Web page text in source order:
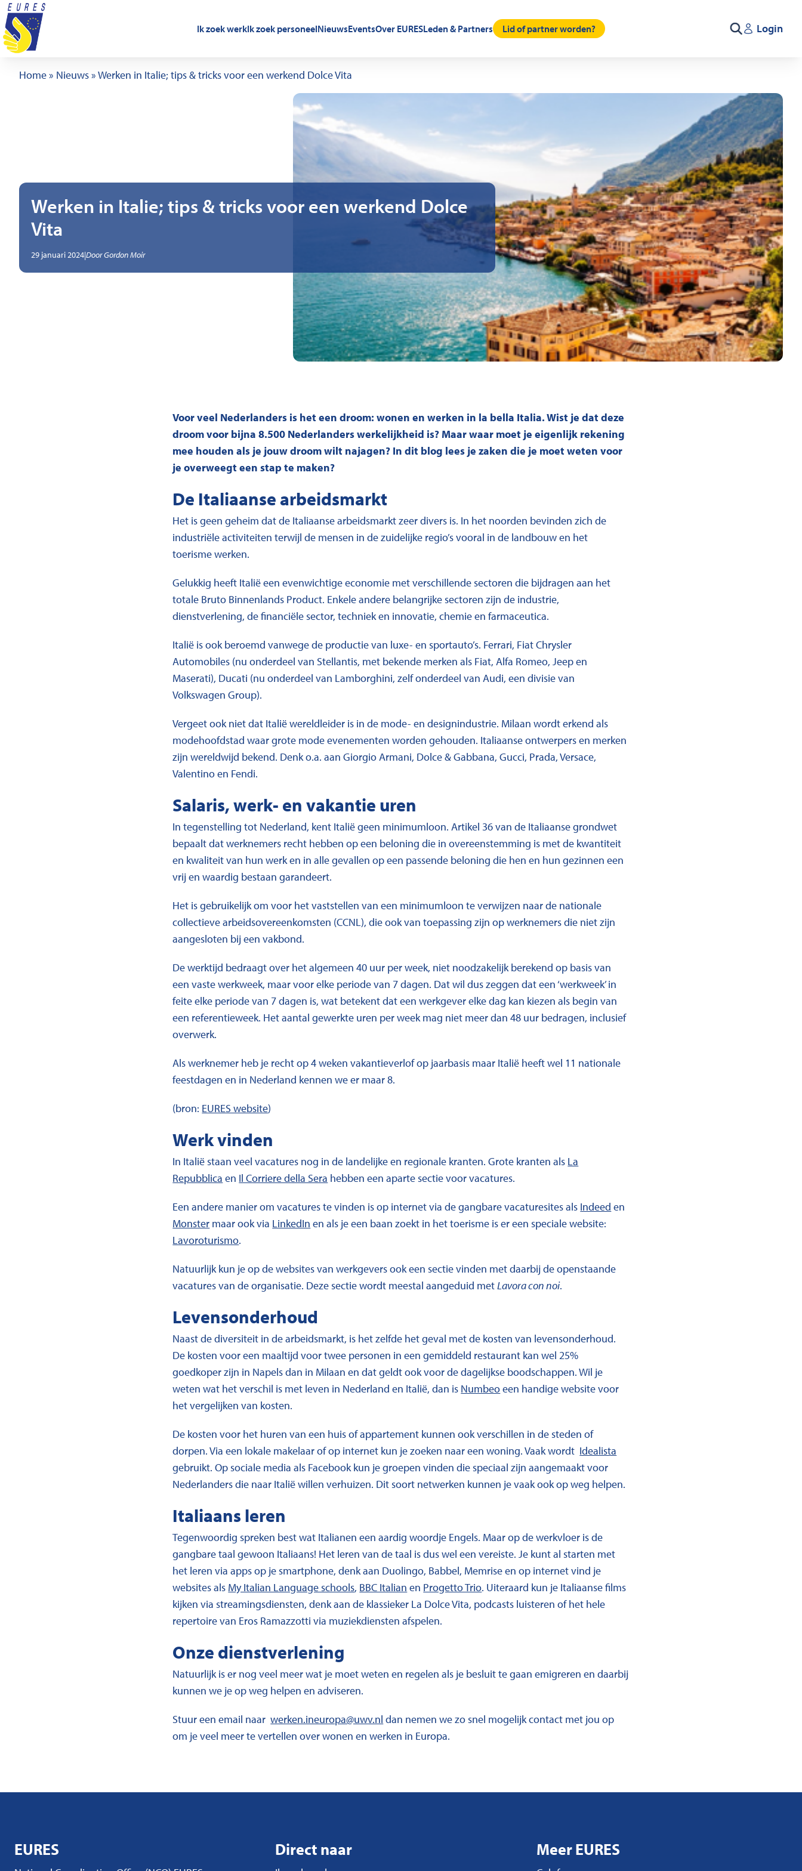
Ga naar de inhoud
Ik zoek werkIk zoek personeelNieuwsEventsOver EURESLeden & Partners Lid of partner worden? Login
Home» Nieuws»Werken in Italie; tips & tricks voor een werkend Dolce Vita
Werken in Italie; tips & tricks voor een werkend Dolce
Vita
29 januari 2024|
, Geschreven door
DoorGordon Moir
Voor veel Nederlanders is het een droom: wonen en werken in la bella Italia. Wist je dat deze
droom voor bijna 8.500 Nederlanders werkelijkheid is? Maar waar moet je eigenlijk rekening
mee houden als je jouw droom wilt najagen? In dit blog lees je zaken die je moet weten voor
je overweegt een stap te maken?
De Italiaanse arbeidsmarkt
Het is geen geheim dat de Italiaanse arbeidsmarkt zeer divers is. In het noorden bevinden zich de
industriële activiteiten terwijl de mensen in de zuidelijke regio’s vooral in de landbouw en het
toerisme werken.
Gelukkig heeft Italië een evenwichtige economie met verschillende sectoren die bijdragen aan het
totale Bruto Binnenlands Product. Enkele andere belangrijke sectoren zijn de industrie,
dienstverlening, de financiële sector, techniek en innovatie, chemie en farmaceutica.
Italië is ook beroemd vanwege de productie van luxe- en sportauto’s. Ferrari, Fiat Chrysler
Automobiles (nu onderdeel van Stellantis, met bekende merken als Fiat, Alfa Romeo, Jeep en
Maserati), Ducati (nu onderdeel van Lamborghini, zelf onderdeel van Audi, een divisie van
Volkswagen Group).
Vergeet ook niet dat Italië wereldleider is in de mode- en designindustrie. Milaan wordt erkend als
modehoofdstad waar grote mode evenementen worden gehouden. Italiaanse ontwerpers en merken
zijn wereldwijd bekend. Denk o.a. aan Giorgio Armani, Dolce & Gabbana, Gucci, Prada, Versace,
Valentino en Fendi.
Salaris, werk- en vakantie uren
In tegenstelling tot Nederland, kent Italië geen minimumloon. Artikel 36 van de Italiaanse grondwet
bepaalt dat werknemers recht hebben op een beloning die in overeenstemming is met de kwantiteit
en kwaliteit van hun werk en in alle gevallen op een passende beloning die hen en hun gezinnen een
vrij en waardig bestaan garandeert.
Het is gebruikelijk om voor het vaststellen van een minimumloon te verwijzen naar de nationale
collectieve arbeidsovereenkomsten (CCNL), die ook van toepassing zijn op werknemers die niet zijn
aangesloten bij een vakbond.
De werktijd bedraagt over het algemeen 40 uur per week, niet noodzakelijk berekend op basis van
een vaste werkweek, maar voor elke periode van 7 dagen. Dat wil dus zeggen dat een ‘werkweek’ in
feite elke periode van 7 dagen is, wat betekent dat een werkgever elke dag kan kiezen als begin van
een referentieweek. Het aantal gewerkte uren per week mag niet meer dan 48 uur bedragen, inclusief
overwerk.
Als werknemer heb je recht op 4 weken vakantieverlof op jaarbasis maar Italië heeft wel 11 nationale
feestdagen en in Nederland kennen we er maar 8.
(bron: EURES website)
Werk vinden
In Italië staan veel vacatures nog in de landelijke en regionale kranten. Grote kranten als La
Repubblica en Il Corriere della Sera hebben een aparte sectie voor vacatures.
Een andere manier om vacatures te vinden is op internet via de gangbare vacaturesites als Indeed en
Monster maar ook via LinkedIn en als je een baan zoekt in het toerisme is er een speciale website:
Lavoroturismo.
Natuurlijk kun je op de websites van werkgevers ook een sectie vinden met daarbij de openstaande
vacatures van de organisatie. Deze sectie wordt meestal aangeduid metLavora con noi.
Levensonderhoud
Naast de diversiteit in de arbeidsmarkt, is het zelfde het geval met de kosten van levensonderhoud.
De kosten voor een maaltijd voor twee personen in een gemiddeld restaurant kan wel 25%
goedkoper zijn in Napels dan in Milaan en dat geldt ook voor de dagelijkse boodschappen. Wil je
weten wat het verschil is met leven in Nederland en Italië, dan is Numbeoeen handige website voor
het vergelijken van kosten.
De kosten voor het huren van een huis of appartement kunnen ook verschillen in de steden of
dorpen. Via een lokale makelaar of op internet kun je zoeken naar een woning. Vaak wordt Idealista
gebruikt. Op sociale media als Facebook kun je groepen vinden die speciaal zijn aangemaakt voor
Nederlanders die naar Italië willen verhuizen. Dit soort netwerken kunnen je vaak ook op weg helpen.
Italiaans leren
Tegenwoordig spreken best wat Italianen een aardig woordje Engels. Maar op de werkvloer is de
gangbare taal gewoon Italiaans! Het leren van de taal is dus wel een vereiste. Je kunt al starten met
het leren via apps op je smartphone, denk aan Duolingo, Babbel, Memrise en op internet vind je
websites als My Italian Language schools, BBC Italian en Progetto Trio. Uiteraard kun je Italiaanse films
kijken via streamingsdiensten, denk aan de klassieker La Dolce Vita, podcasts luisteren of het hele
repertoire van Eros Ramazzotti via muziekdiensten afspelen.
Onze dienstverlening
Natuurlijk is er nog veel meer wat je moet weten en regelen als je besluit te gaan emigreren en daarbij
kunnen we je op weg helpen en adviseren.
Stuur een email naarwerken.ineuropa@uwv.nl dan nemen we zo snel mogelijk contact met jou op
om je veel meer te vertellen over wonen en werken in Europa.
EURES Direct naar Meer EURES